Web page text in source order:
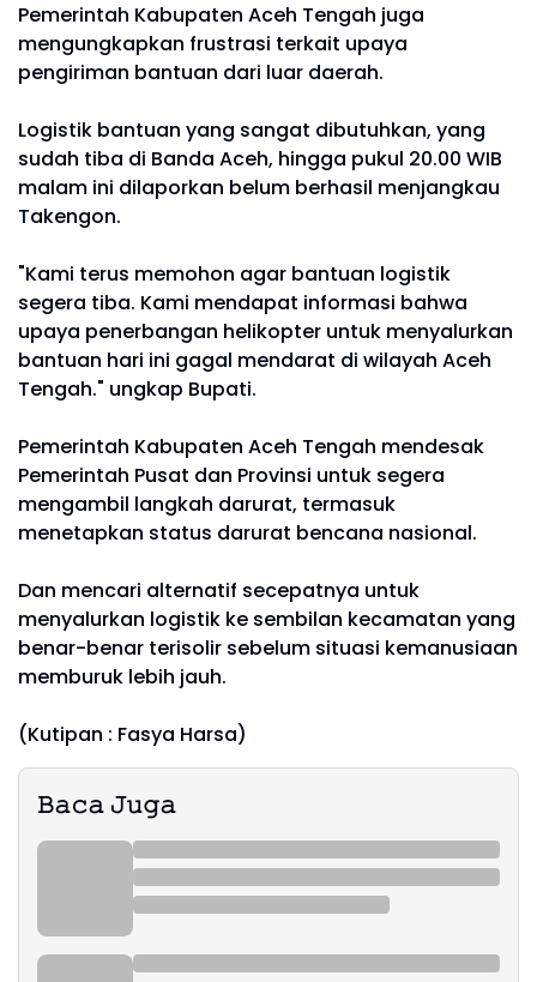
Pemerintah Kabupaten Aceh Tengah juga
mengungkapkan frustrasi terkait upaya
pengiriman bantuan dari luar daerah.
Logistik bantuan yang sangat dibutuhkan, yang
sudah tiba di Banda Aceh, hingga pukul 20.00 WIB
malam ini dilaporkan belum berhasil menjangkau
Takengon.
"Kami terus memohon agar bantuan logistik
segera tiba. Kami mendapat informasi bahwa
upaya penerbangan helikopter untuk menyalurkan
bantuan hari ini gagal mendarat di wilayah Aceh
Tengah." ungkap Bupati.
Pemerintah Kabupaten Aceh Tengah mendesak
Pemerintah Pusat dan Provinsi untuk segera
mengambil langkah darurat, termasuk
menetapkan status darurat bencana nasional.
Dan mencari alternatif secepatnya untuk
menyalurkan logistik ke sembilan kecamatan yang
benar-benar terisolir sebelum situasi kemanusiaan
memburuk lebih jauh.
(Kutipan : Fasya Harsa)
𝙱𝚊𝚌𝚊 𝙹𝚞𝚐𝚊